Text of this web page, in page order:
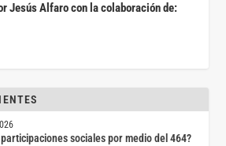
Jesús Alfaro con la colaboración de:
sociales por medio del 464?